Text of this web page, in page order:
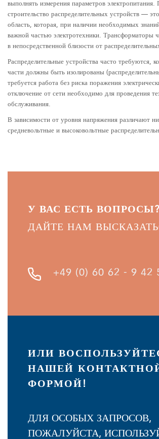
выполнять измерения параметров электропитания.
строительство распределительных устройств —
область, которая, при наличии необходимых
важной частью электротехники. Трансформаторы
в непосредственной близости от
Распределительные устройства часто требуются,
части должны быть изолированы
требуется работа без риска поражения
отключение от сети необходимо для проведения
обслуживания.
В зависимости от уровня напряжения различают
средневольтные и высоковольтные
У ВАС ЕСТЬ ВОПРОСЫ?
ДАЙТЕ НАМ
+49 (0) 60 62 - 9 42
ИЛИ
НАШЕЙ
ФОРМОЙ!
ДЛЯ ОСОБЫХ ЗАПРОСОВ,
ПОЖАЛУЙСТА,